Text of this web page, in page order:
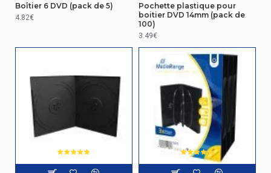
Boîtier 6 DVD (pack de 5)
4.82€
Pochette plastique pour
boitier DVD 14mm (pack de
100)
3.49€